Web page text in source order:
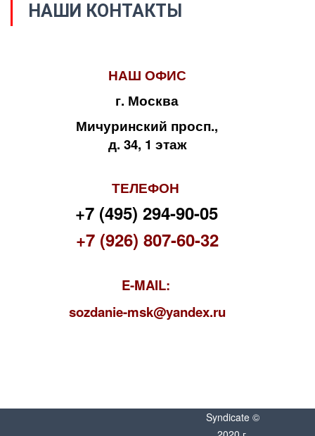
НАШИ КОНТАКТЫ
НАШ ОФИС
г. Москва
Мичуринский просп.,
д. 34, 1 этаж
ТЕЛЕФОН
+7 (495) 294-90-05
+7 (926) 807-60-32
E-MAIL:
sozdanie-msk@yandex.ru
Syndicate ©